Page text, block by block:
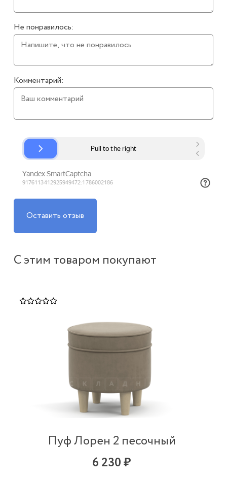
Не понравилось:
Комментарий:
Оставить отзыв
С этим товаром покупают
Пуф Лорен 2 песочный
6 230 ₽